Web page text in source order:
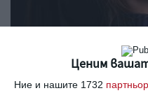
Ценим
Ние и нашите 1732
Как да възпитаваме
характер и нрав